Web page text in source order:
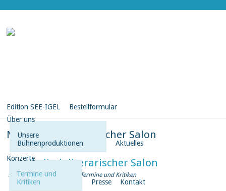
Edition SEE-IGEL
Bestellformular
Über uns
Unsere
Bühnenproduktionen
Aktuelles
Konzerte
Termine und
Kritiken
Presse Kontakt
Musikalisch literarischer Salon
Musikalisch literarischer Salon
Posted on Juni 23, 2026 in Termine und Kritiken